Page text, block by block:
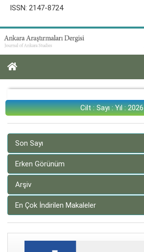
ISSN: 2147-8724
Cilt : Sayı : Yıl : 2026
Son Sayı
Erken Görünüm
Arşiv
En Çok İndirilen Makaleler